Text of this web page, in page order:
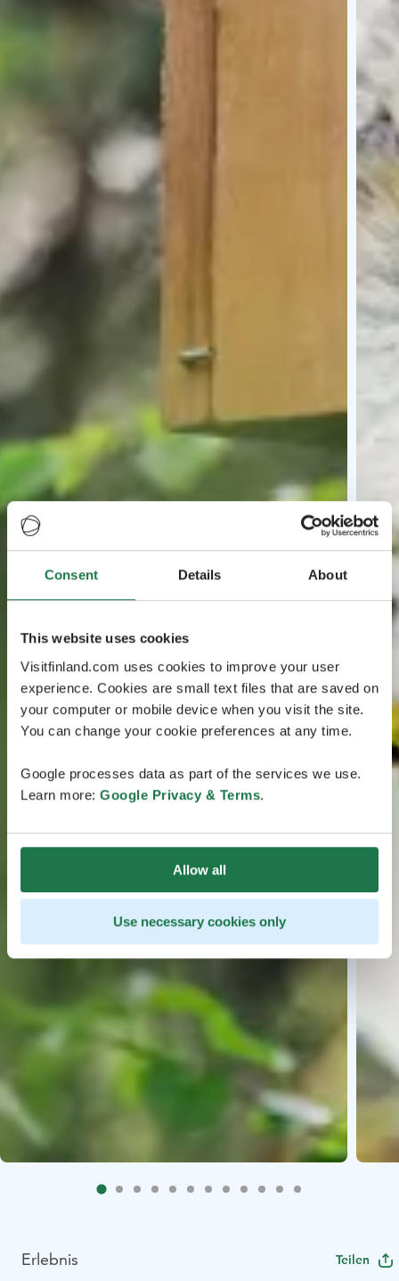
Consent Details About
This website uses cookies
Visitfinland.com uses cookies to improve your user
experience. Cookies are small text files that are saved on
your computer or mobile device when you visit the site.
You can change your cookie preferences at any time.
Google processes data as part of the services we use.
Learn more: Google Privacy & Terms.
Allow all
Use necessary cookies only
Erlebnis Teilen